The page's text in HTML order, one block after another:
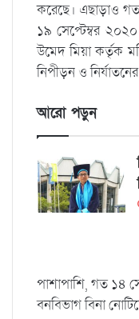
করেছে। এছাড়াও
১৯ সেপ্টেম্বর
উমেদ মিয়া কর্তৃক
নিপীড়ন ও
আরো পড়ুন
পাশাপাশি, গত ১৪
বনবিভাগ বিনা